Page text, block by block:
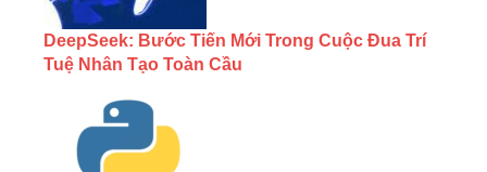
DeepSeek: Bước Tiến Mới Trong Cuộc Đua Trí
Tuệ Nhân Tạo Toàn Cầu